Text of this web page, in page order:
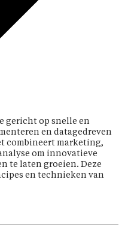
gericht op snelle en
en datagedreven
combineert marketing,
om innovatieve
te laten groeien. Deze
en technieken van